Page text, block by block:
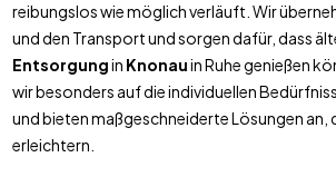
reibungslos wie möglich verläuft. Wir
und den Transport und sorgen dafür, dass
Entsorgungin Knonauin Ruhe genießen
wir besonders auf die individuellen
und bieten maßgeschneiderte Lösungen an,
erleichtern.